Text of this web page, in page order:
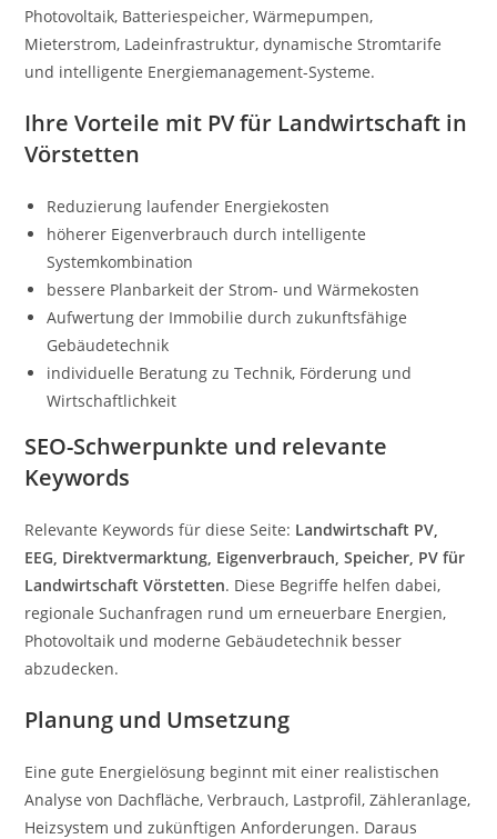
Photovoltaik, Batteriespeicher, Wärmepumpen,
Mieterstrom, Ladeinfrastruktur, dynamische Stromtarife
und intelligente Energiemanagement-Systeme.
Ihre Vorteile mit PV für Landwirtschaft in
Vörstetten
Reduzierung laufender Energiekosten
höherer Eigenverbrauch durch intelligente
Systemkombination
bessere Planbarkeit der Strom- und Wärmekosten
Aufwertung der Immobilie durch zukunftsfähige
Gebäudetechnik
individuelle Beratung zu Technik, Förderung und
Wirtschaftlichkeit
SEO-Schwerpunkte und relevante
Keywords
Relevante Keywords für diese Seite: Landwirtschaft PV,
EEG, Direktvermarktung, Eigenverbrauch, Speicher, PV für
Landwirtschaft Vörstetten. Diese Begriffe helfen dabei,
regionale Suchanfragen rund um erneuerbare Energien,
Photovoltaik und moderne Gebäudetechnik besser
abzudecken.
Planung und Umsetzung
Eine gute Energielösung beginnt mit einer realistischen
Analyse von Dachfläche, Verbrauch, Lastprofil, Zähleranlage,
Heizsystem und zukünftigen Anforderungen. Daraus